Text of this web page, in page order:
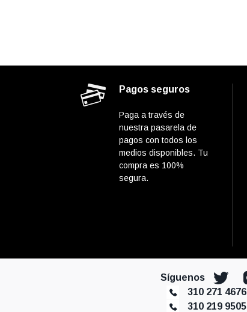
Pagos seguros
Paga a través de
nuestra pasarela de
pagos con todos los
medios disponibles. Tu
compra es 100%
segura.
Síguenos
310 271 4676
310 219 9505